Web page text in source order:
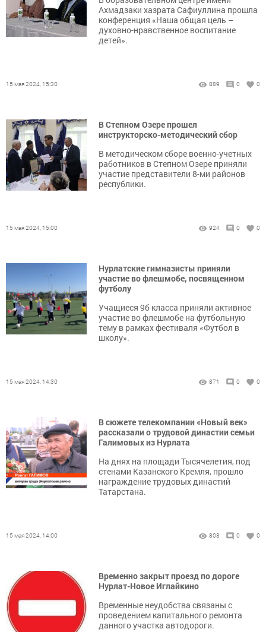
Ахмадзаки хазрата Сафиуллина прошла
конференция «Наша общая цель –
духовно-нравственное воспитание
детей».
15 мая 2024, 15:30 889 0 0
В Степном Озере прошел
инструкторско-методический сбор
В методическом сборе военно-учетных
работников в Степном Озере приняли
участие представители 8-ми районов
республики.
15 мая 2024, 15:00 924 0 0
Нурлатские гимназисты приняли
участие во флешмобе, посвященном
футболу
Учащиеся 9б класса приняли активное
участие во флешмобе на футбольную
тему в рамках фестиваля «Футбол в
школу».
15 мая 2024, 14:30 871 0 0
В сюжете телекомпании «Новый век»
рассказали о трудовой династии семьи
Галимовых из Нурлата
На днях на площади Тысячелетия, под
стенами Казанского Кремля, прошло
награждение трудовых династий
Татарстана.
15 мая 2024, 14:00 803 0 0
Временно закрыт проезд по дороге
Нурлат-Новое Иглайкино
Временные неудобства связаны с
проведением капитального ремонта
данного участка автодороги.